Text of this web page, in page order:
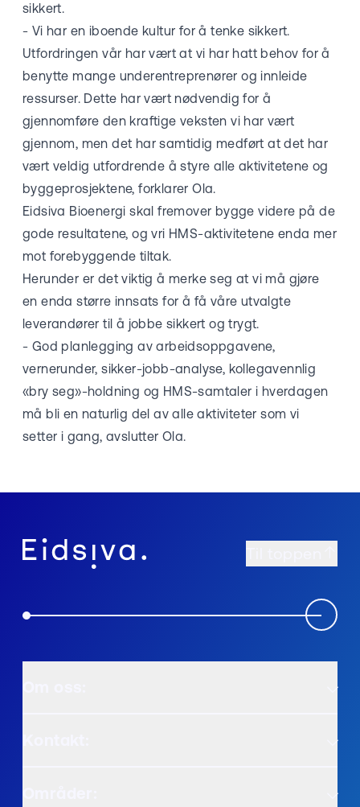
sikkert.
- Vi har en iboende kultur for å tenke sikkert.
Utfordringen vår har vært at vi har hatt behov for å
benytte mange underentreprenører og innleide
ressurser. Dette har vært nødvendig for å
gjennomføre den kraftige veksten vi har vært
gjennom, men det har samtidig medført at det har
vært veldig utfordrende å styre alle aktivitetene og
byggeprosjektene, forklarer Ola.
Eidsiva Bioenergi skal fremover bygge videre på de
gode resultatene, og vri HMS-aktivitetene enda mer
mot forebyggende tiltak.
Herunder er det viktig å merke seg at vi må gjøre
en enda større innsats for å få våre utvalgte
leverandører til å jobbe sikkert og trygt.
- God planlegging av arbeidsoppgavene,
vernerunder, sikker-jobb-analyse, kollegavennlig
«bry seg»-holdning og HMS-samtaler i hverdagen
må bli en naturlig del av alle aktiviteter som vi
setter i gang, avslutter Ola.